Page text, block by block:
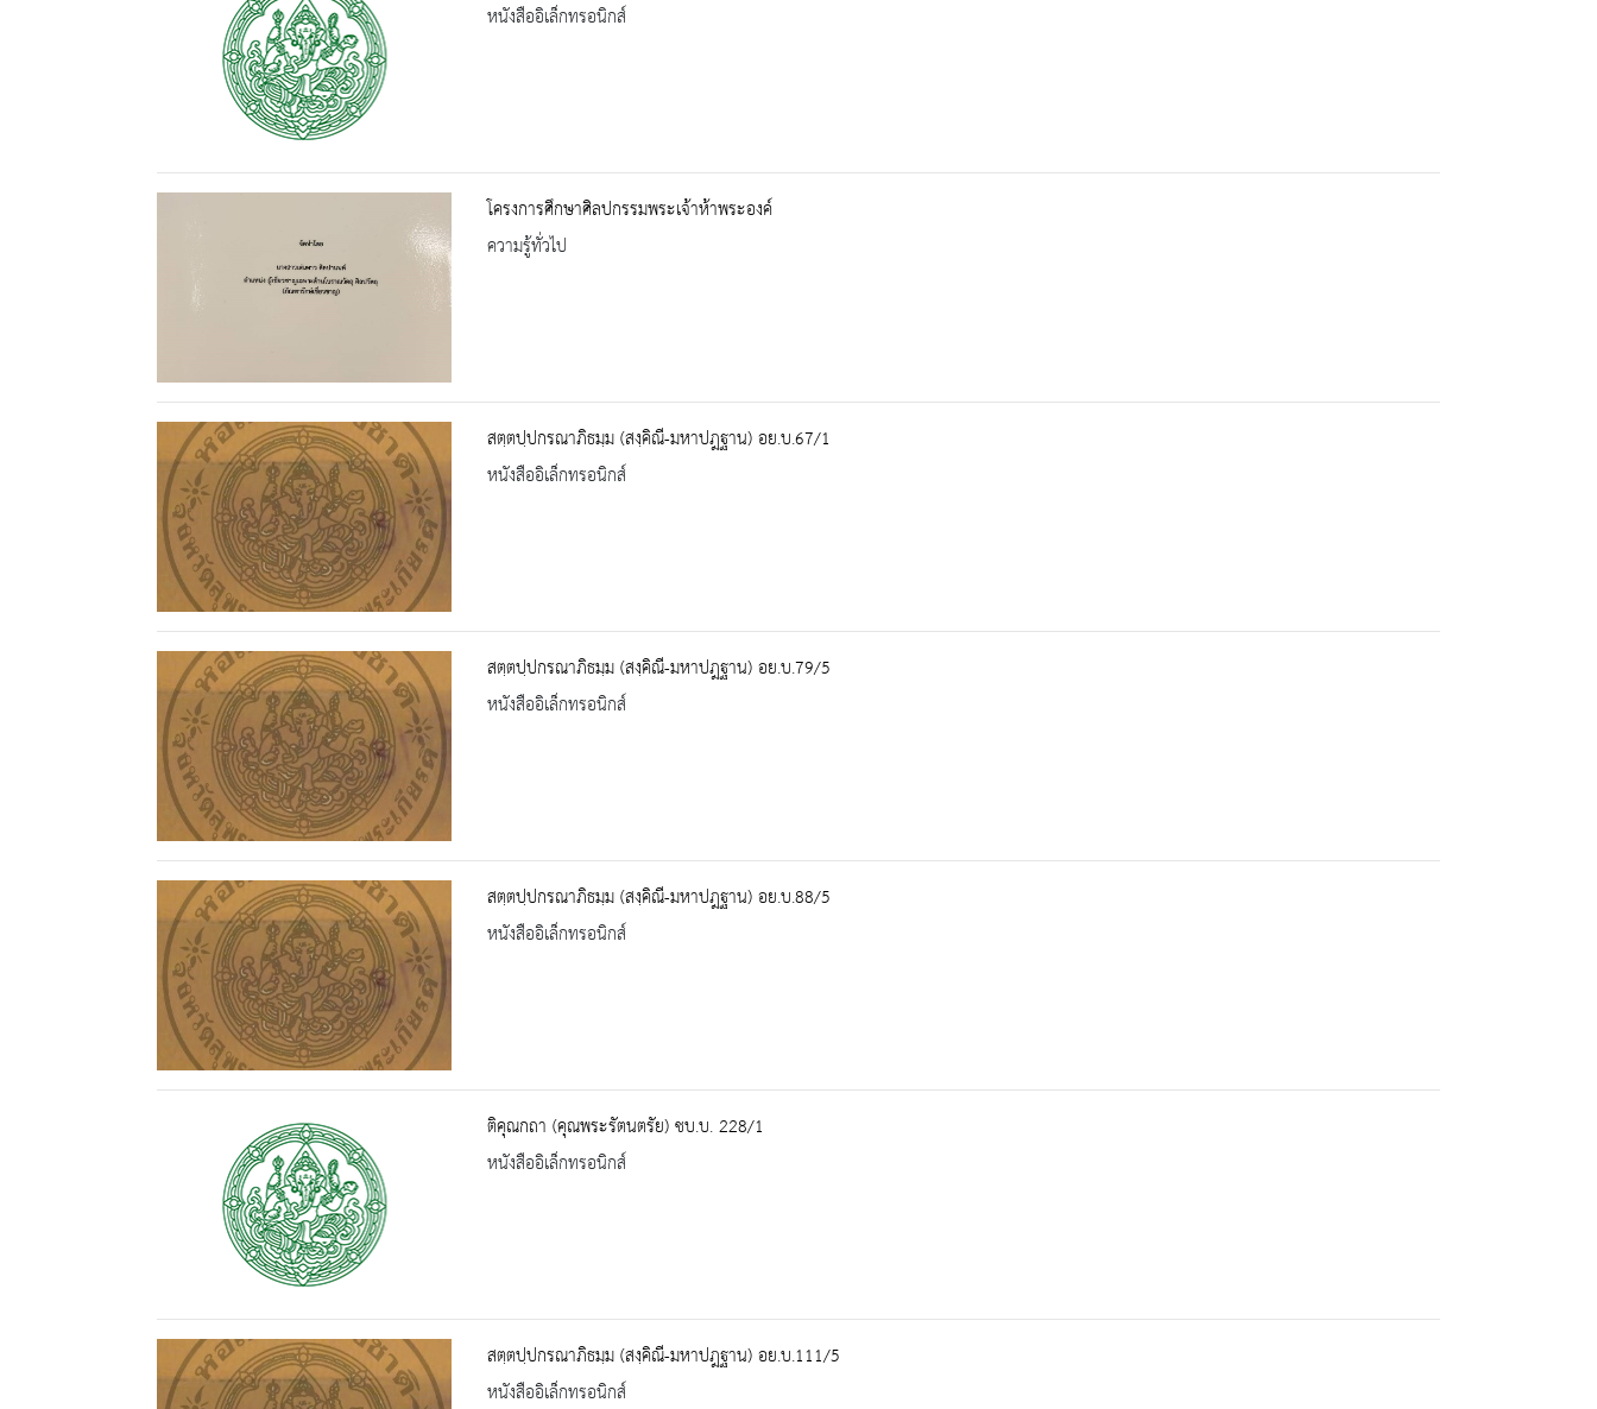
หนังสืออิเล็กทรอนิกส์
โครงการศึกษาศิลปกรรมพระเจ้าห้าพระองค์
ความรู้ทั่วไป
สตฺตปฺปกรณาภิธมฺม (สงฺคิณี-มหาปฎฐาน) อย.บ.67/1
หนังสืออิเล็กทรอนิกส์
สตฺตปฺปกรณาภิธมฺม (สงฺคิณี-มหาปฎฐาน) อย.บ.79/5
หนังสืออิเล็กทรอนิกส์
สตฺตปฺปกรณาภิธมฺม (สงฺคิณี-มหาปฎฐาน) อย.บ.88/5
หนังสืออิเล็กทรอนิกส์
ติคุณกถา (คุณพระรัตนตรัย) ชบ.บ. 228/1
หนังสืออิเล็กทรอนิกส์
สตฺตปฺปกรณาภิธมฺม (สงฺคิณี-มหาปฎฐาน) อย.บ.111/5
หนังสืออิเล็กทรอนิกส์